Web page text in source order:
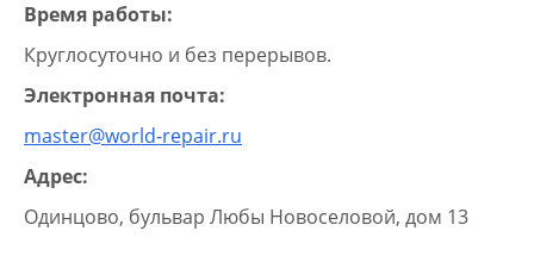
Время работы:
Круглосуточно и без перерывов.
Электронная почта:
master@world-repair.ru
Адрес:
Одинцово, бульвар Любы Новоселовой, дом 13